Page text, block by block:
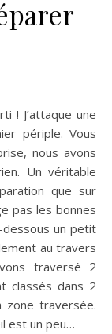
périple. Vous
nous avons
Un véritable
que sur
pas les bonnes
un petit
au travers
traversé 2
classés dans 2
traversée.
est un peu…